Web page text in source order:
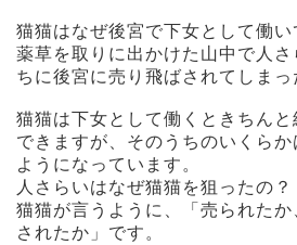
猫猫はなぜ後宮で下女として働い
薬草を取りに出かけた山中で人
ちに後宮に売り飛ばされてしまっ
猫猫は下女として働くときちん
できますが、そのうちのいくら
ようになっています。
人さらいはなぜ猫猫を狙ったの？
猫猫が言うように、「売られた
されたか」です。